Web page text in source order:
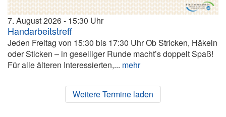
7. August 2026 15:30
Handarbeitstreff
Jeden Freitag von 15:30 bis 17:30 Uhr Ob Stricken, Häkeln
oder Sticken – in geselliger Runde macht’s doppelt Spaß!
Für alle älteren Interessierten,... mehr
Weitere Termine laden